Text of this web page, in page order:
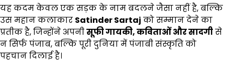
यह कदम केवल एक सड़क के नाम बदलने जैसा नहीं है, बल्कि
उस महान कलाकार Satinder Sartaj को सम्मान देने का
प्रतीक है, जिन्होंने अपनीसूफी गायकी,कविताओं और सादगीसे
न सिर्फ पंजाब, बल्कि पूरी दुनिया में पंजाबी संस्कृति को
पहचान दिलाई है।